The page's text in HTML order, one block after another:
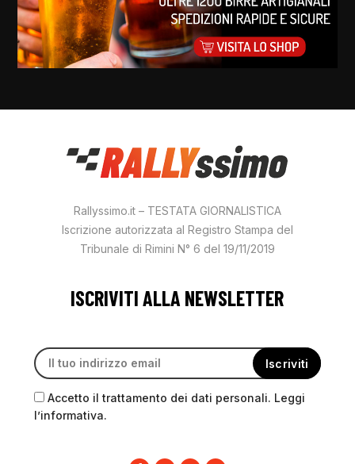
Rallyssimo.it – TESTATA GIORNALISTICA
Iscrizione autorizzata al Registro Stampa del
Tribunale di Rimini N° 6 del 19/11/2019
ISCRIVITI ALLA NEWSLETTER
Accetto il trattamento dei dati personali. Leggi
l’informativa.